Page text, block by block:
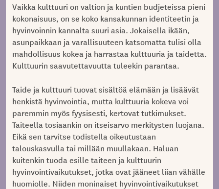
Vaikka kulttuuri on valtion ja kuntien budjeteissa pieni
kokonaisuus, on se koko kansakunnan identiteetin ja
hyvinvoinnin kannalta suuri asia. Jokaisella ikään,
asunpaikkaan ja varallisuuteen katsomatta tulisi olla
mahdollisuus kokea ja harrastaa kulttuuria ja taidetta.
Kulttuurin saavutettavuutta tuleekin parantaa.
Taide ja kulttuuri tuovat sisältöä elämään ja lisäävät
henkistä hyvinvointia, mutta kulttuuria kokeva voi
paremmin myös fyysisesti, kertovat tutkimukset.
Taiteella tosiaankin on itseisarvo merkitysten luojana.
Eikä sen tarvitse todistella oikeutustaan
talouskasvulla tai millään muullakaan. Haluan
kuitenkin tuoda esille taiteen ja kulttuurin
hyvinvointivaikutukset, jotka ovat jääneet liian vähälle
huomiolle. Niiden moninaiset hyvinvointivaikutukset